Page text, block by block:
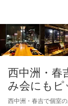
西中洲・春
み会にもピ
西中洲・春吉で個室